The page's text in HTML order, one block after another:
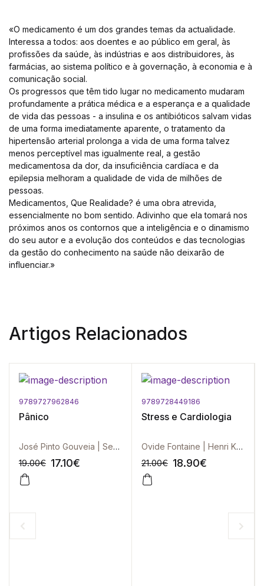
«O medicamento é um dos grandes temas da actualidade.
Interessa a todos: aos doentes e ao público em geral, às
profissões da saúde, às indústrias e aos distribuidores, às
farmácias, ao sistema político e à governação, à economia e à
comunicação social.
Os progressos que têm tido lugar no medicamento mudaram
profundamente a prática médica e a esperança e a qualidade
de vida das pessoas - a insulina e os antibióticos salvam vidas
de uma forma imediatamente aparente, o tratamento da
hipertensão arterial prolonga a vida de uma forma talvez
menos perceptível mas igualmente real, a gestão
medicamentosa da dor, da insuficiência cardíaca e da
epilepsia melhoram a qualidade de vida de milhões de
pessoas.
Medicamentos, Que Realidade? é uma obra atrevida,
essencialmente no bom sentido. Adivinho que ela tomará nos
próximos anos os contornos que a inteligência e o dinamismo
do seu autor e a evolução dos conteúdos e das tecnologias
da gestão do conhecimento na saúde não deixarão de
influenciar.»
Artigos Relacionados
9789727962846
Pânico
José Pinto Gouveia | Serafim Carvalho | Lígia Fonseca | cl25
19.00€ 17.10€
-10%
9789728449186
Stress e Cardiologia
Ovide Fontaine | Henri Kulbertus | Anne-Marie Étienne
21.00€ 18.90€